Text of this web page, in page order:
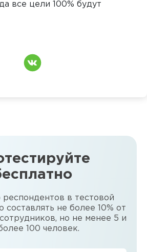
все цели 100% будут
респондентов в тестовой
составлять не более 10% от
но не менее 5 и
100 человек.